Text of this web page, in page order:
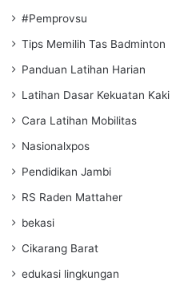
#Pemprovsu
Tips Memilih Tas Badminton
Panduan Latihan Harian
Latihan Dasar Kekuatan Kaki
Cara Latihan Mobilitas
Nasionalxpos
Pendidikan Jambi
RS Raden Mattaher
bekasi
Cikarang Barat
edukasi lingkungan